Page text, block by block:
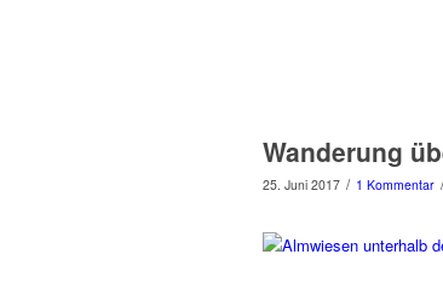
Wanderung
25. Juni 2017 / 1 Kommentar /